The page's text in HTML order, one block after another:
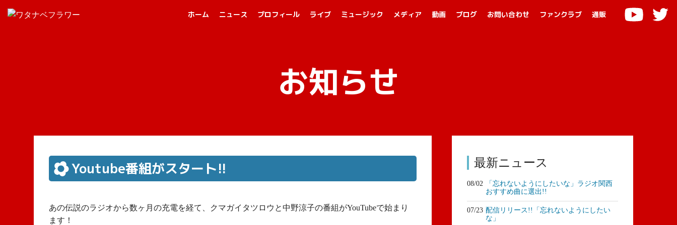
ホーム ニュース プロフィール ライブ ミュージック メディア 動画 ブログ お問い合わせ ファンクラブ 通販
お知らせ
Youtube番組がスタート!!
あの伝説のラジオから数ヶ月の充電を経て、クマガイタツロウと中野涼子の番組がYouTubeで始まり
ます！
最新ニュース
08/02
「忘れないようにしたいな」ラジオ関西
おすすめ曲に選出!!
07/23 配信リリース!!「忘れないようにしたい
な」